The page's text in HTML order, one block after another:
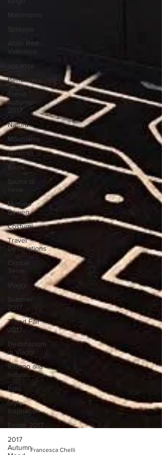
Matrimonio
Spiaggia
Abito Red
Valentino
Vacanze
Benessere
Trend
Autunno
2017
Natura
Mountains
Armonia
Bikini
Sauna di
neve
Metodo
Bowen
Costumi
Travel
Destinations
Cinque
Terre
Viaggi
Summer
2017
Trend Fall
2017
Destinazioni
di Viaggi
Ritorno alla
natura
Italia
Style
Inspiration
Estate 2017
2017
Autumn